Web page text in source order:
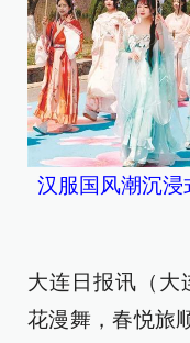
汉服国风潮沉
大连日报讯（大
花漫舞，春悦旅